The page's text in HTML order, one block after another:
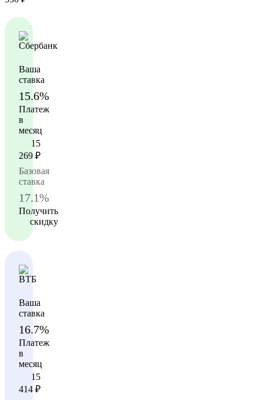
Ваша
ставка
15.6%
Платеж
в
месяц
15
269 ₽
Базовая
ставка
17.1%
Получить
скидку
Ваша
ставка
16.7%
Платеж
в
месяц
15
414 ₽